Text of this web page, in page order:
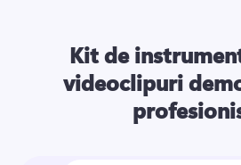
Kit de
videoclipuri